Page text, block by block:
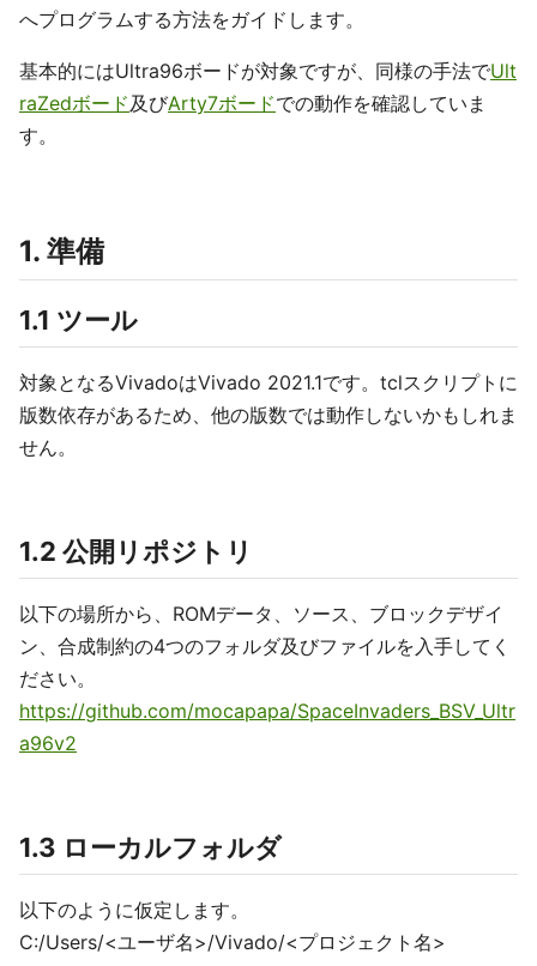
へプログラムする方法をガイドします。
基本的にはUltra96ボードが対象ですが、同様の手法でUlt
raZedボード 及びArty7ボードでの動作を確認していま
す。
1. 準備
1.1 ツール
対象となるVivadoはVivado 2021.1です。tclスクリプトに
版数依存があるため、他の版数では動作しないかもしれま
せん。
1.2 公開リポジトリ
以下の場所から、ROMデータ、ソース、ブロックデザイ
ン、合成制約の4つのフォルダ及びファイルを入手してく
ださい。
https://github.com/mocapapa/SpaceInvaders_BSV_Ultr
a96v2
1.3 ローカルフォルダ
以下のように仮定します。
C:/Users/<ユーザ名>/Vivado/<プロジェクト名>